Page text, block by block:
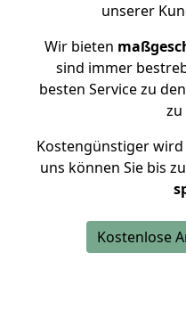
unserer
Wir bieten
sind immer
besten Service zu den
zu
Kostengünstiger
uns können Sie bis zu
Kostenlose